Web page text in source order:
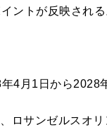
ントが反映され
4月1日から2028
ロサンゼルスオ